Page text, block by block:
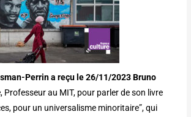
Perrin a reçu le 26/11/2023 Bruno
Professeur au MIT, pour parler de son livre
pour un universalisme minoritaire”, qui